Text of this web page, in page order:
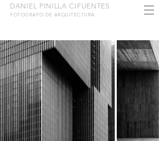
DANIEL PINILLA CIFUENTES
FOTOGRAFO DE ARQUITECTURA